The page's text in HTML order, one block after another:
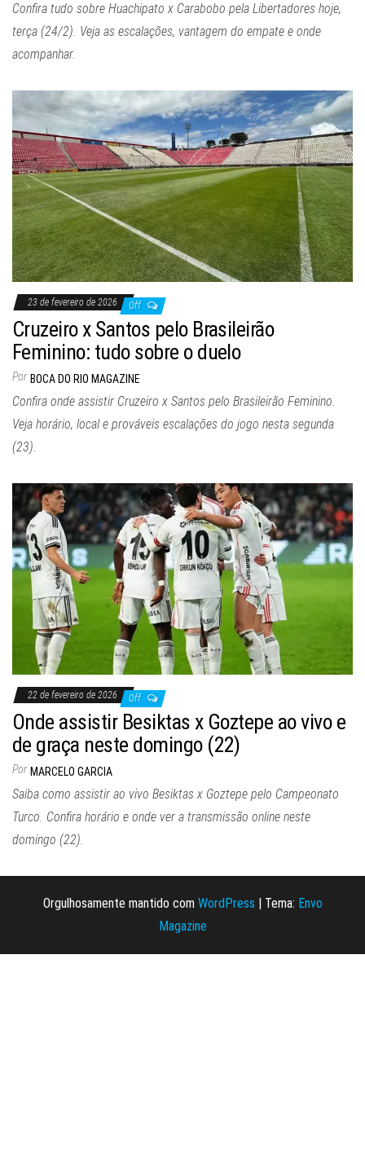
Confira tudo sobre Huachipato x Carabobo pela Libertadores hoje,
terça (24/2). Veja as escalações, vantagem do empate e onde
acompanhar.
23 de fevereiro de 2026 Off
Cruzeiro x Santos pelo Brasileirão
Feminino: tudo sobre o duelo
Por BOCA DO RIO MAGAZINE
Confira onde assistir Cruzeiro x Santos pelo Brasileirão Feminino.
Veja horário, local e prováveis escalações do jogo nesta segunda
(23).
22 de fevereiro de 2026 Off
Onde assistir Besiktas x Goztepe ao vivo e
de graça neste domingo (22)
Por MARCELO GARCIA
Saiba como assistir ao vivo Besiktas x Goztepe pelo Campeonato
Turco. Confira horário e onde ver a transmissão online neste
domingo (22).
Orgulhosamente mantido com WordPress Tema: Envo
Magazine